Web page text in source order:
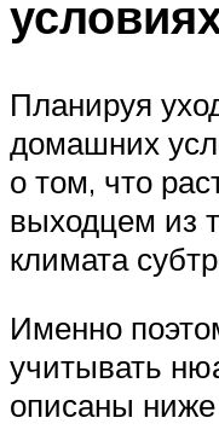
Планируя
домашних
о том, что
выходцем из
климата
Именно
учитывать
описаны ниже